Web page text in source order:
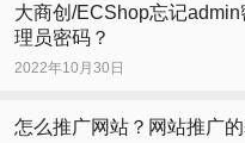
大商创/ECShop忘记
理员密码？
2022年10月30日
怎么推广网站？网站推广